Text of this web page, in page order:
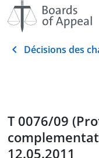
Décisions des
T 0076/09
12.05.2011